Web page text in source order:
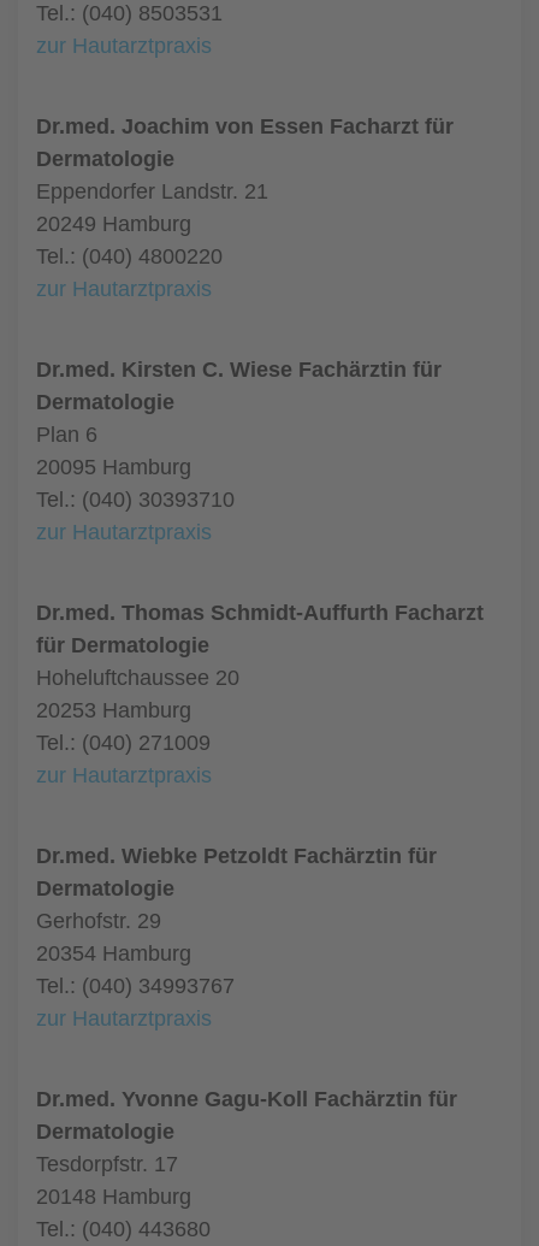
Tel.: (040) 8503531
zur Hautarztpraxis
Dr.med. Joachim von Essen Facharzt für
Dermatologie
Eppendorfer Landstr. 21
20249 Hamburg
Tel.: (040) 4800220
zur Hautarztpraxis
Dr.med. Kirsten C. Wiese Fachärztin für
Dermatologie
Plan 6
20095 Hamburg
Tel.: (040) 30393710
zur Hautarztpraxis
Dr.med. Thomas Schmidt-Auffurth Facharzt
für Dermatologie
Hoheluftchaussee 20
20253 Hamburg
Tel.: (040) 271009
zur Hautarztpraxis
Dr.med. Wiebke Petzoldt Fachärztin für
Dermatologie
Gerhofstr. 29
20354 Hamburg
Tel.: (040) 34993767
zur Hautarztpraxis
Dr.med. Yvonne Gagu-Koll Fachärztin für
Dermatologie
Tesdorpfstr. 17
20148 Hamburg
Tel.: (040) 443680